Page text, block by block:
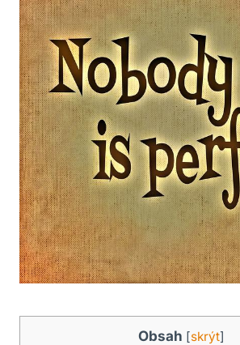
Obsah [skrýt]